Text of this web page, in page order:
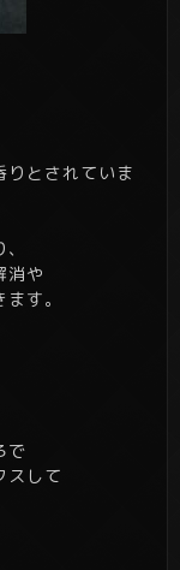
りとされていま
消や
す。
で
スして